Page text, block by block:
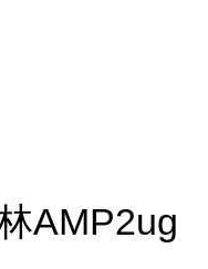
AMP2ug